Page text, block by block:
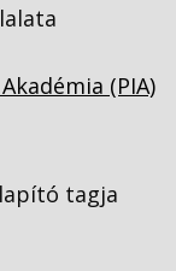
(PIA)
tagja